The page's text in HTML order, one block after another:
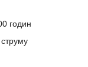
годин